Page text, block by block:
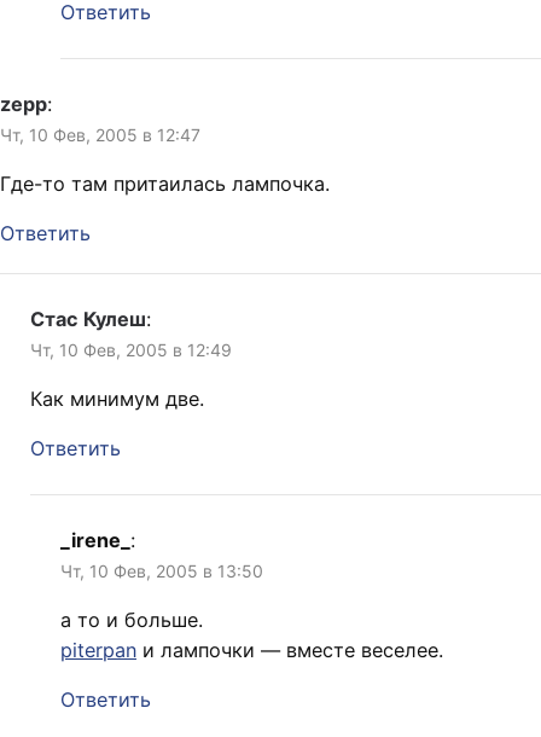
Ответить
zepp:
Чт, 10 Фев, 2005 в 12:47
Где-то там притаилась лампочка.
Ответить
Стас Кулеш:
Чт, 10 Фев, 2005 в 12:49
Как минимум две.
Ответить
_irene_ :
Чт, 10 Фев, 2005 в 13:50
а то и больше.
piterpan и лампочки — вместе веселее.
Ответить